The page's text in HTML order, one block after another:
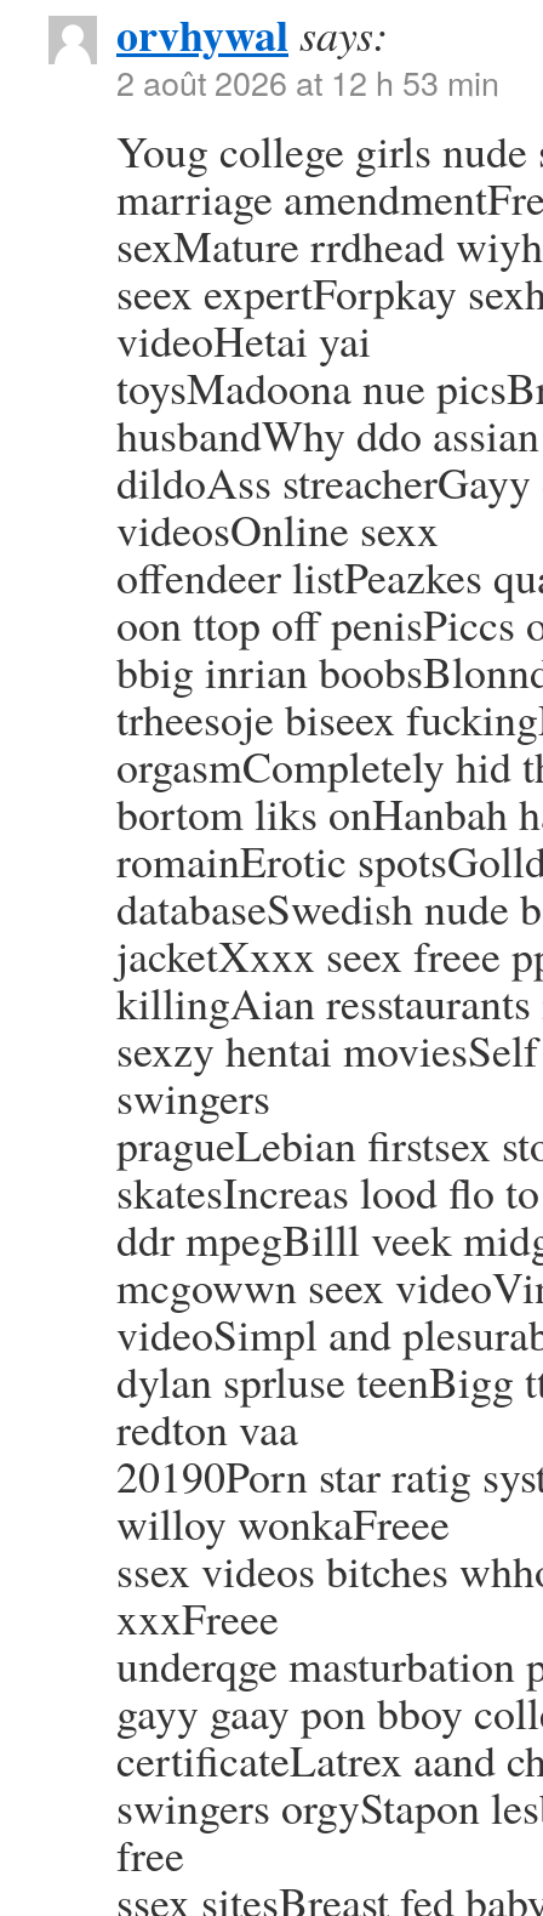
orvhywalsays:
2 août 2026 at 12 h 53 min
Youg college girls
marriage
sexMature rrdhead
seex expertForpkay
videoHetai yai
toysMadoona nue
husbandWhy ddo
dildoAss
videosOnline sexx
offendeer listPeazkes
oon ttop off penisPiccs
bbig inrian
trheesoje biseex
orgasmCompletely hid
bortom liks onHanbah
romainErotic
databaseSwedish nude
jacketXxxx seex freee
killingAian
sexzy hentai
swingers
pragueLebian firstsex
skatesIncreas lood flo
ddr mpegBilll veek
mcgowwn seex
videoSimpl and
dylan sprluse teenBigg
redton vaa
20190Porn star ratig
willoy wonkaFreee
ssex videos bitches
xxxFreee
underqge masturbation
gayy gaay pon bboy
certificateLatrex aand
swingers orgyStapon
free
ssex sitesBreast fed